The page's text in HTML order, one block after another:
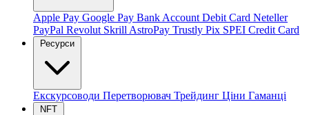
Apple Pay Google Pay Bank Account Debit Card Neteller
PayPal Revolut Skrill AstroPay Trustly Pix SPEI Credit Card
Ресурси
Екскурсоводи Перетворювач Трейдинг Ціни Гаманці
NFT